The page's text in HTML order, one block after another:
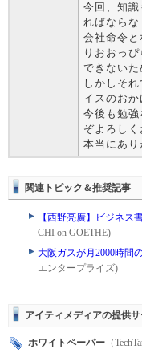
今回、知
ればならな
会社命令
りおおっ
できないた
しかしそ
イスのおか
今後も勉強
ぞよろしく
本当にあり
関連トピック＆推奨記事
【西野亮廣】ビジネ
CHI on GOETHE)
大阪ガスが月2000時
エンタープライズ)
アイティメディアの提供
ホワイトペーパー （